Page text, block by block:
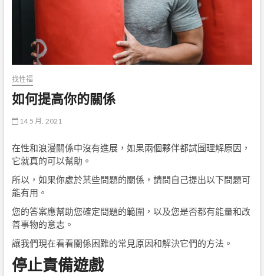
找性福
如何提高你的關係
14 5 月, 2021
在性和浪漫關係中沒有進展，如果兩個夥伴都試圖理解原因，
它就真的可以幫助。
所以，如果你處於某些問題的關係，請問自己提出以下問題可
能有用。
您的答案應幫助您確定問題的範圍，以及您是否都有能量和改
善事物的意志。
讓我們現在看看關係困難的常見原因和解決它們的方法。
停止責備遊戲